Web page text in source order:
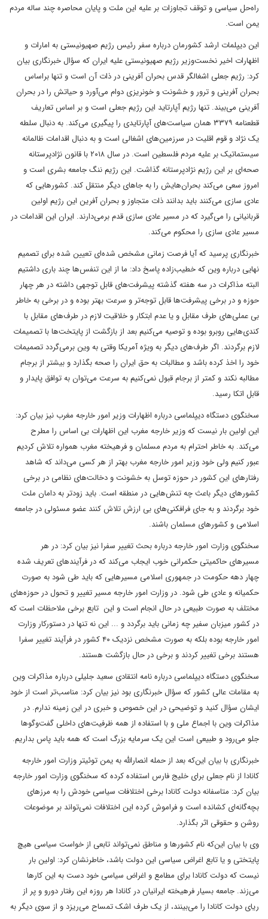
راه‌حل سیاسی و توقف تجاوزات بر علیه این ملت و پایان محاصره چند ساله مردم
یمن است.
این دیپلمات ارشد کشورمان درباره سفر رئیس رژیم صهیونیستی به امارات و
اظهارات اخیر نخست‌وزیر رژیم صهیونیستی علیه ایران که سؤال خبرنگاری بیان
کرد: رژیم جعلی اشغالگر قدس بحران آفرینی در ذات آن است و تنها براساس
بحران آفرینی و ترور و خشونت و خونریزی دوام می‌آورد و حیاتش را در بحران
آفرینی می‌بیند. تنها رژیم آپارتاید این رژیم جعلی است و بر اساس تعاریف
قطعنامه ۳۳۷۹ همان سیاست‌های آپارتایدی را پیگیری می‌کند. به دنبال سلطه
یک نژاد و قوم اقلیت در سرزمین‌های اشغالی است و به دنبال اقدامات ظالمانه
سیستماتیک بر علیه مردم فلسطین است. در سال ۲۰۱۸ با قانون نژادپرستانه
صحه‌ای بر این رژیم نژادپرستانه گذاشت. این رژیم ننگ جامعه بشری است و
امروز سعی می‌کند بحران‌هایش را به جاهای دیگر منتقل کند. کشورهایی که
عادی سازی می‌کنند باید بدانند ذات متجاوز و بحران آفرین این رژیم اولین
قربانیانی را می‌گیرد که در مسیر عادی سازی قدم برمی‌دارند. ایران این اقدامات در
مسیر عادی سازی را محکوم می‌کند.
خبرنگاری پرسید که آیا فرصت زمانی مشخص شده‌ای تعیین شده برای تصمیم
نهایی درباره وین که خطیب‌زاده پاسخ داد: ما از این تنفس‌ها چند باری داشتیم
البته مذاکرات در سه هفته گذشته پیشرفت‌های قابل توجهی داشته در هر چهار
حوزه و در برخی پیشرفت‌ها قابل توجه‌تر و سرعت بهتر بوده و در برخی به خاطر
بی عملی‌های طرف مقابل و یا عدم ابتکار و خلاقیت لازم در طرف‌های مقابل با
کندی‌هایی روبرو بوده و توصیه می‌کنیم بعد از بازگشت از پایتخت‌ها با تصمیمات
لازم برگردند. اگر طرف‌های دیگر به ویژه آمریکا وقتی به وین برمی‌گردد تصمیمات
خود را اخذ کرده باشد و مطالبات به حق ایران را صحه بگذارد و بیشتر از برجام
مطالبه نکند و کمتر از برجام قبول نمی‌کنیم به سرعت می‌توان به توافق پایدار و
قابل اتکا رسید.
سخنگوی دستگاه دیپلماسی درباره اظهارات وزیر امور خارجه مغرب نیز بیان کرد:
این اولین بار نیست که وزیر خارجه مغرب این اظهارات بی اساس را مطرح
می‌کند. به خاطر احترام به مردم مسلمان و فرهیخته مغرب همواره تلاش کردیم
عبور کنیم ولی خود وزیر امور خارجه مغرب بهتر از هر کسی می‌داند که شاهد
رفتارهای این کشور در حوزه توسل به خشونت و دخالت‌های نظامی در برخی
کشورهای دیگر باعث چه تنش‌هایی در منطقه است. باید زودتر به دامان ملت
خود برگردند و به جای فرافکنی‌های بی ارزش تلاش کنند عضو مسئولی در جامعه
اسلامی و کشورهای مسلمان باشند.
سخنگوی وزارت امور خارجه درباره بحث تغییر سفرا نیز بیان کرد: در هر
مسیرهای حاکمیتی حکمرانی خوب ایجاب می‌کند که در فرآیندهای تعریف شده
چهار دهه حکومت در جمهوری اسلامی مسیرهایی که باید طی شود به صورت
حکمیانه و عادی طی شود. در وزارت امور خارجه مسیر تغییر و تحول در حوزه‌های
مختلف به صورت طبیعی در حال انجام است و این تابع برخی ملاحظات است که
در کشور میزبان سفیر چه زمانی باید برگردد و ... این نه تنها در دستورکار وزارت
امور خارجه بوده بلکه به صورت مشخص نزدیک ۴۰ کشور در فرآیند تغییر سفرا
هستند برخی تغییر کردند و برخی در حال بازگشت هستند.
سخنگوی دستگاه دیپلماسی درباره نامه انتقادی سعید جلیلی درباره مذاکرات وین
به مقامات عالی کشور که سؤال خبرنگاری بود نیز بیان کرد: مناسب‌تر است از خود
ایشان سؤال کنید و توضیحی در این خصوص و خبری در این زمینه ندارم. در
مذاکرات وین با اجماع ملی و با استفاده از همه ظرفیت‌های داخلی گفت‌وگوها
جلو می‌رود و طبیعی است این یک سرمایه بزرگ است که همه باید پاس بداریم.
خبرنگاری با بیان این‌که بعد از حمله انصارالله به یمن توئیتر وزارت امور خارجه
کانادا از نام جعلی برای خلیج فارس استفاده کرده که سخنگوی وزارت امور خارجه
بیان کرد: متاسفانه دولت کانادا برخی اختلافات سیاسی خودش را به مرزهای
بچه‌گانه‌ای کشانده است و فراموش کرده این اختلافات نمی‌تواند بر موضوعات
روشن و حقوقی اثر بگذارد.
وی با بیان این‌که نام کشورها و مناطق نمی‌تواند تابعی از خواست سیاسی هیچ
پایتختی و یا تابع اغراض سیاسی این دولت باشد، خاطرنشان کرد: اولین بار
نیست که دولت کانادا برای مطامع و اغراض سیاسی خود دست به این کارها
می‌زند. جامعه بسیار فرهیخته ایرانیان در کانادا هر روزه این رفتار دورو و پر از
ریای دولت کانادا را می‌بینند، از یک طرف اشک تمساح می‌ریزد و از سوی دیگر به